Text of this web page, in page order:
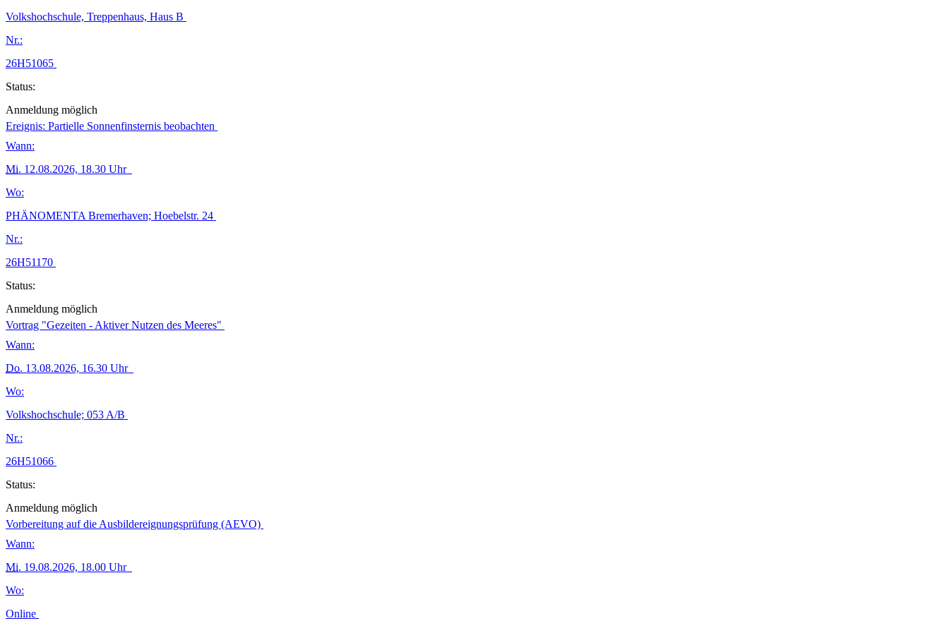
Volkshochschule, Treppenhaus, Haus B
Nr.:
26H51065
Status:
Anmeldung möglich
Ereignis: Partielle Sonnenfinsternis beobachten
Wann:
Mi. 12.08.2026, 18.30 Uhr
Wo:
PHÄNOMENTA Bremerhaven; Hoebelstr. 24
Nr.:
26H51170
Status:
Anmeldung möglich
Vortrag "Gezeiten - Aktiver Nutzen des Meeres"
Wann:
Do. 13.08.2026, 16.30 Uhr
Wo:
Volkshochschule; 053 A/B
Nr.:
26H51066
Status:
Anmeldung möglich
Vorbereitung auf die Ausbildereignungsprüfung (AEVO)
Wann:
Mi. 19.08.2026, 18.00 Uhr
Wo:
Online